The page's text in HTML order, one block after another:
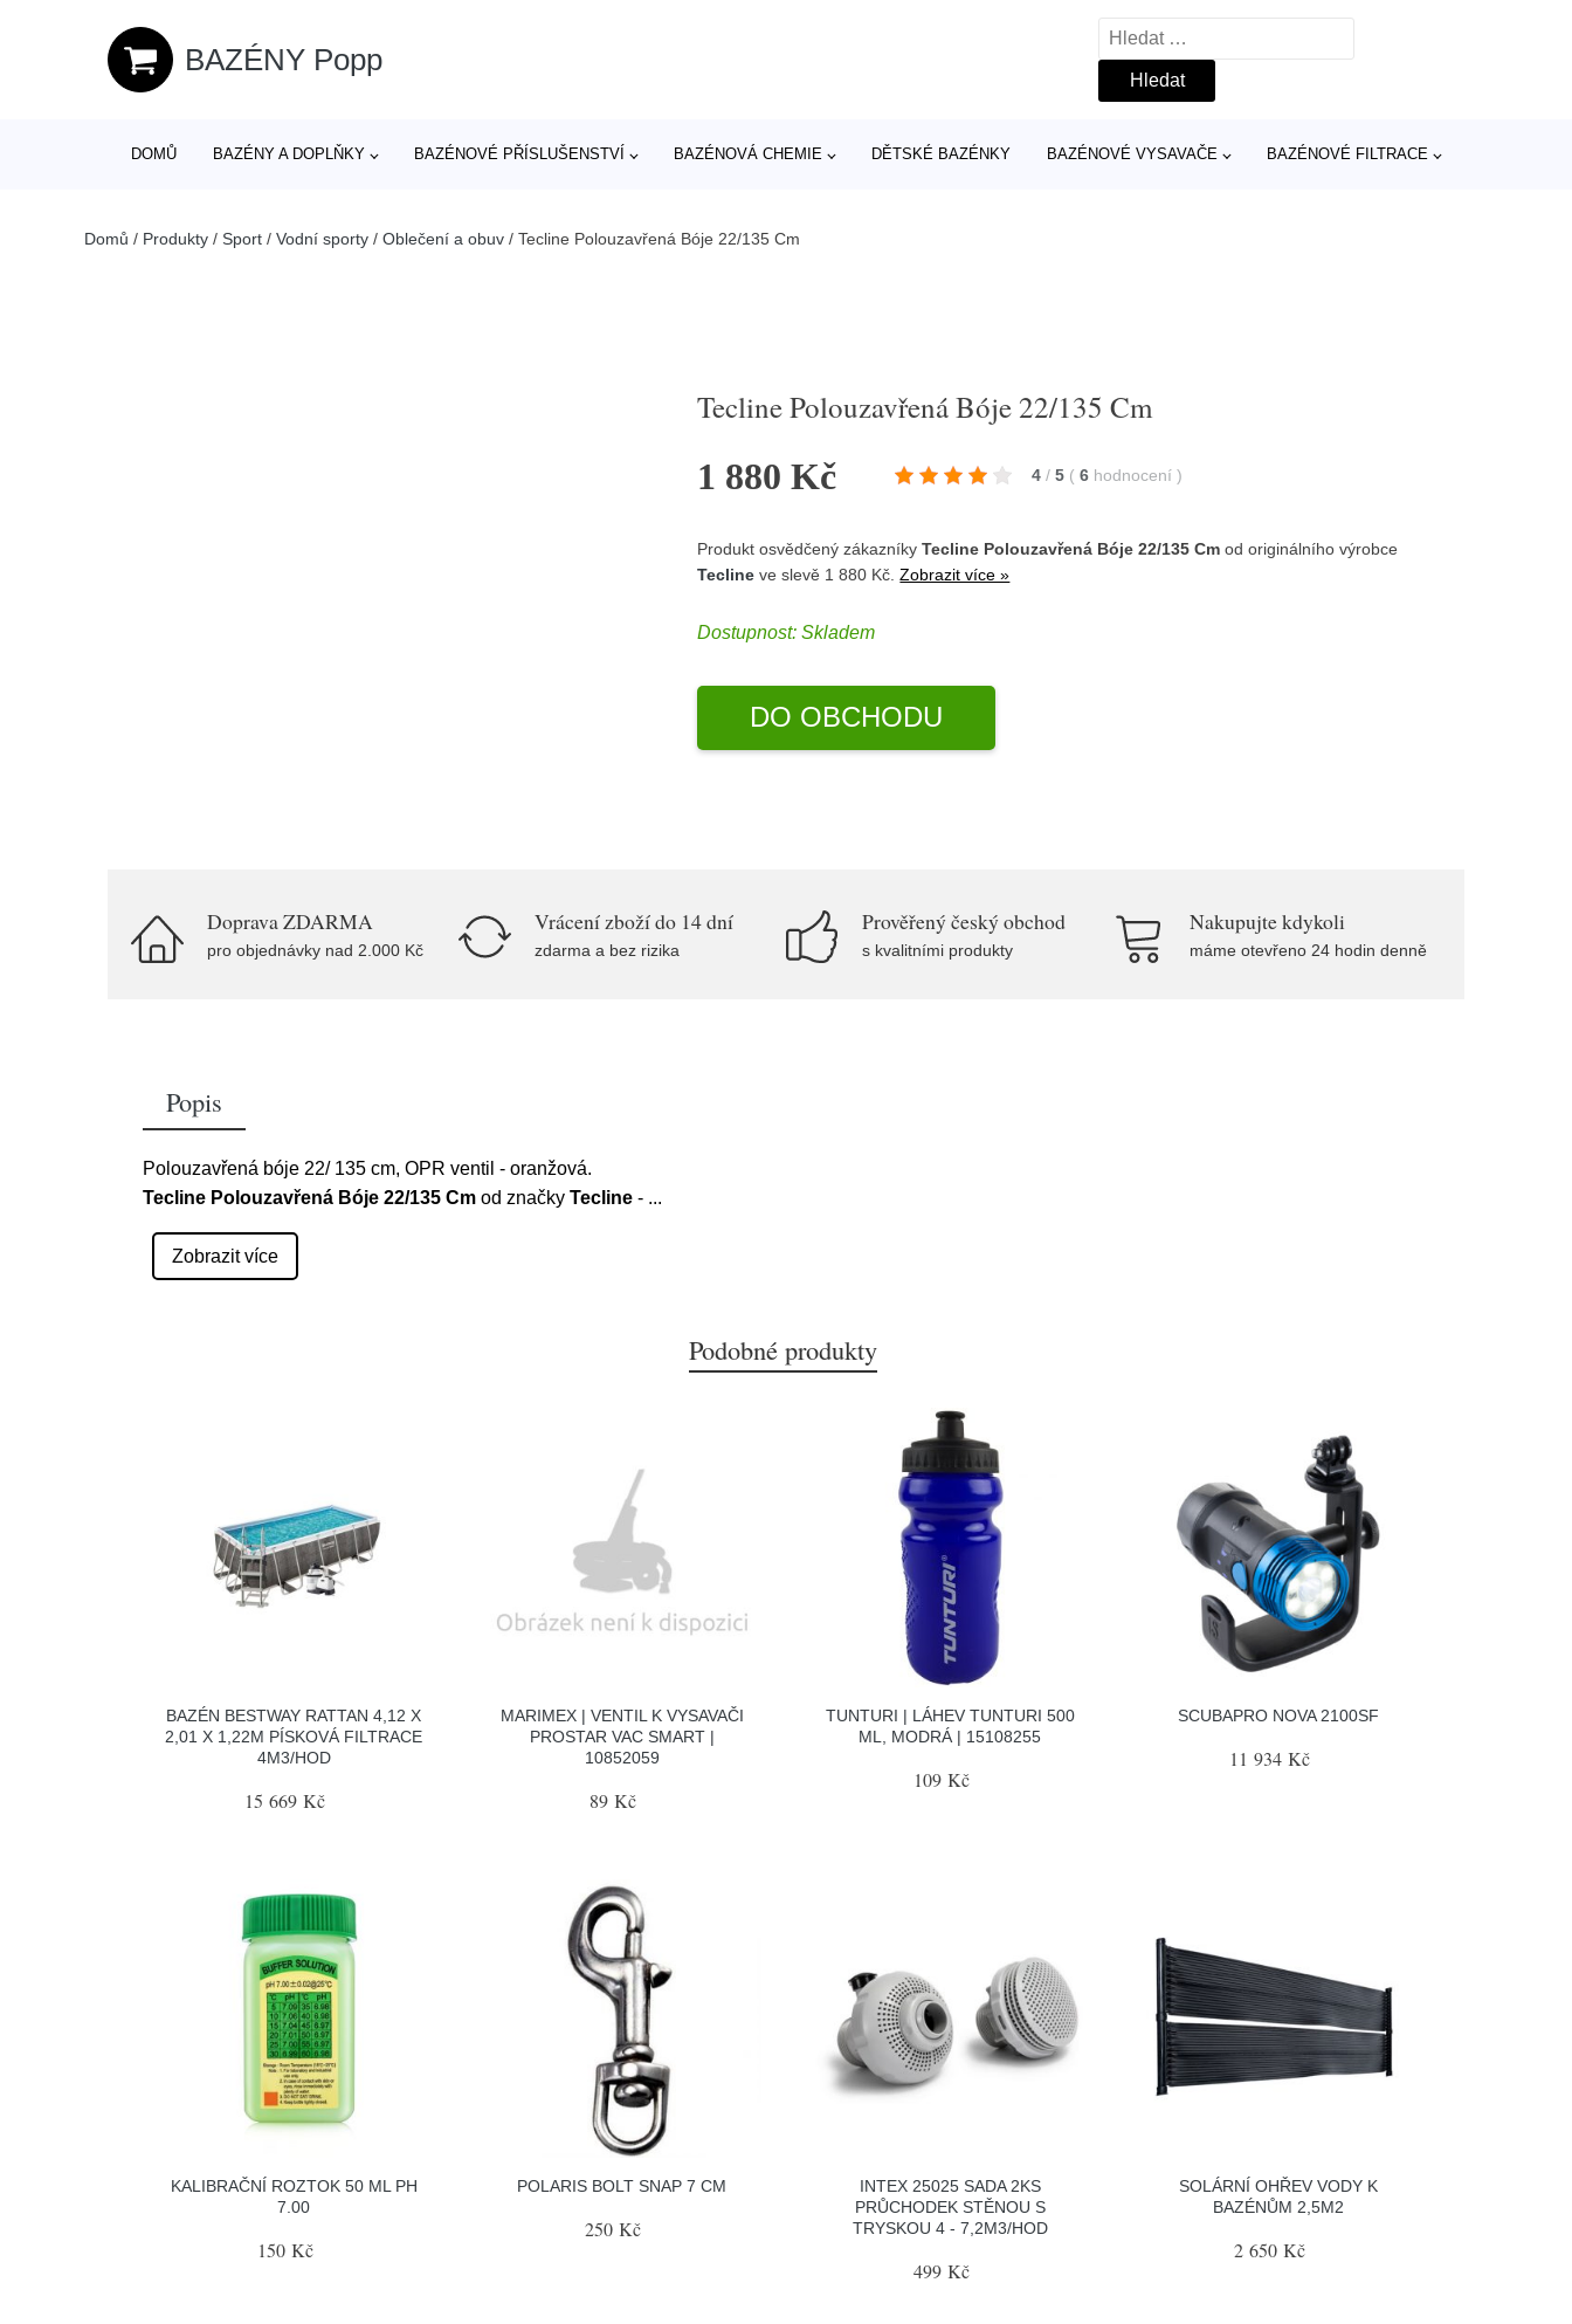
BAZÉNY Popp
Vyhledávání
DOMŮ BAZÉNY A DOPLŇKY BAZÉNOVÉ PŘÍSLUŠENSTVÍ BAZÉNOVÁ CHEMIE DĚTSKÉ BAZÉNKY BAZÉNOVÉ VYSAVAČE BAZÉNOVÉ FILTRACE
Domů / Produkty / Sport / Vodní sporty / Oblečení a obuv / Tecline Polouzavřená Bóje 22/135 Cm
Tecline Polouzavřená Bóje 22/135 Cm
1 880 Kč 4 / 5 ( 6 hodnocení)
Produkt osvědčený zákazníkyTecline Polouzavřená Bóje 22/135 Cm od originálního výrobce
Tecline ve slevě 1 880 Kč.Zobrazit více »
Dostupnost:Skladem
DO OBCHODU
Doprava ZDARMA
pro objednávky nad 2.000 Kč
Vrácení zboží do 14 dní
zdarma a bez rizika
Prověřený český obchod
s kvalitními produkty
Nakupujte kdykoli
máme otevřeno 24 hodin denně
Popis
Polouzavřená bóje 22/ 135 cm, OPR ventil - oranžová.
Tecline Polouzavřená Bóje 22/135 Cm od značky Tecline - ...
Zobrazit více
Podobné produkty
BAZÉN BESTWAY RATTAN 4,12 X
2,01 X 1,22M PÍSKOVÁ FILTRACE
4M3/HOD
15 669 Kč
MARIMEX | VENTIL K VYSAVAČI
PROSTAR VAC SMART |
10852059
89 Kč
TUNTURI | LÁHEV TUNTURI 500
ML, MODRÁ | 15108255
109 Kč
SCUBAPRO NOVA 2100SF
11 934 Kč
KALIBRAČNÍ ROZTOK 50 ML PH
7.00
150 Kč
POLARIS BOLT SNAP 7 CM
250 Kč
INTEX 25025 SADA 2KS
PRŮCHODEK STĚNOU S
TRYSKOU 4 - 7,2M3/HOD
499 Kč
SOLÁRNÍ OHŘEV VODY K
BAZÉNŮM 2,5M2
2 650 Kč